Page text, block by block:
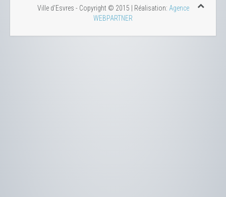
Ville d'Esvres - Copyright © 2015 | Réalisation: Agence
WEBPARTNER